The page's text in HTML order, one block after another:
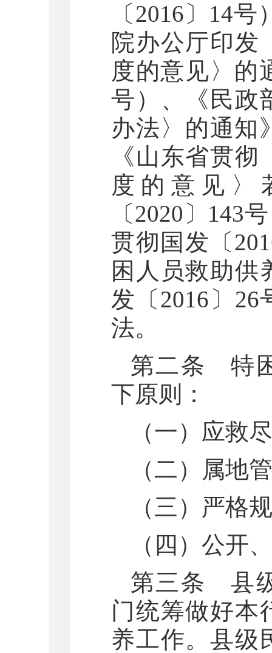
〔2016〕14
院办公厅印发
度的意见〉的
号）、《民政
办法〉的通知
《山东省贯
度的意见〉
〔2020〕143
贯彻国发〔
困人员救助供
发〔2016〕
法。
第二条 特
下原则：
（一）应救
（二）属地
（三）严格
（四）公开
第三条 县
门统筹做好本
养工作。县级